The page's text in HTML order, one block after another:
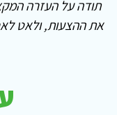
מעריצה את